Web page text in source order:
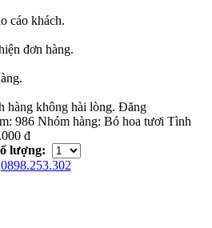
cáo khách.
đơn hàng.
hàng không hài lòng. Đăng
986 Nhóm hàng: Bó hoa tươi Tình
đ
lượng:
0898.253.302